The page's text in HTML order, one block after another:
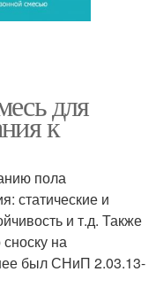
для
к
пола
статические и
и т.д. Также
на
был СНиП 2.03.13-